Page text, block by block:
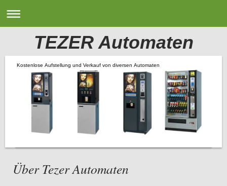
TEZER Automaten
Kostenlose Aufstellung und Verkauf von diversen Automaten
ÜberTezer Automaten